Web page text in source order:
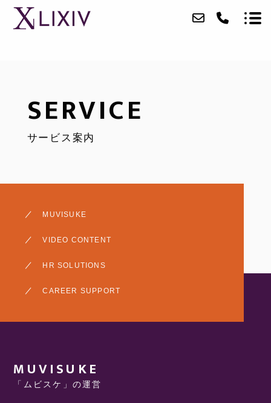
SERVICE
サービス案内
MUVISUKE
VIDEO CONTENT
HR SOLUTIONS
CAREER SUPPORT
MUVISUKE
「ムビスケ」の運営